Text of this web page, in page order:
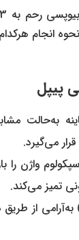
انجام
پیپل
به‌حالت
می‌گیرد.
واژن را
تمیز می‌کند.
از طریق